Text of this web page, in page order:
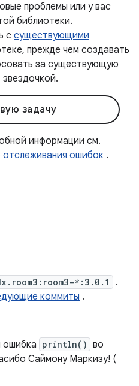
проблемы или у вас
библиотеки.
с существующими
прежде чем создавать
за существующую
задачу
информации см.
ошибок .
*:3.0.1
.
коммиты .
ошибка println() во
Саймону Маркизу! (